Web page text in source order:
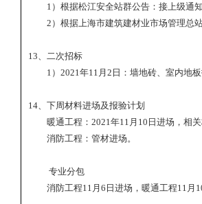
1 ）根据松江安全站群公告：接上级通知
2 ）根据上海市建筑建材业市场管理总
13 、二次招标
1 ） 2021 年11 月 2 日：墙地砖、室内地
14 、下周材料进场及报验计划
暖通工程： 2021 年11 月 10 日进场，相
消防工程：管材进场。
专业分包
消防工程11 月 6 日进场，暖通工程11 月